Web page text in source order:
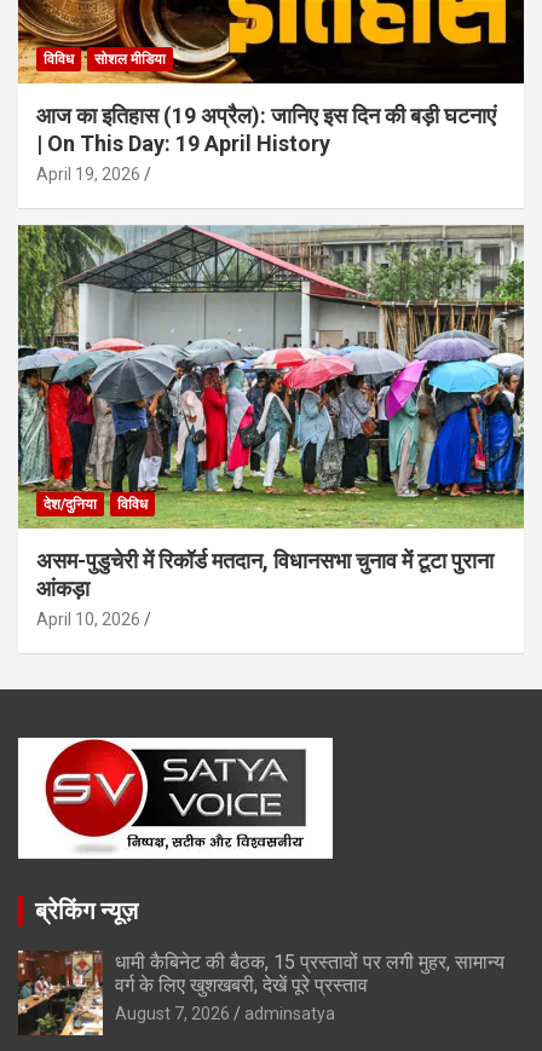
विविध सोशल मीडिया
आज का इतिहास (19 अप्रैल): जानिए इस दिन की बड़ी घटनाएं
| On This Day: 19 April History
April 19, 2026
देश/दुनिया विविध
असम-पुडुचेरी में रिकॉर्ड मतदान, विधानसभा चुनाव में टूटा पुराना
आंकड़ा
April 10, 2026
ब्रेकिंग न्यूज़
धामी कैबिनेट की बैठक, 15 प्रस्तावों पर लगी मुहर, सामान्य
वर्ग के लिए खुशखबरी, देखें पूरे प्रस्ताव
August 7, 2026 adminsatya